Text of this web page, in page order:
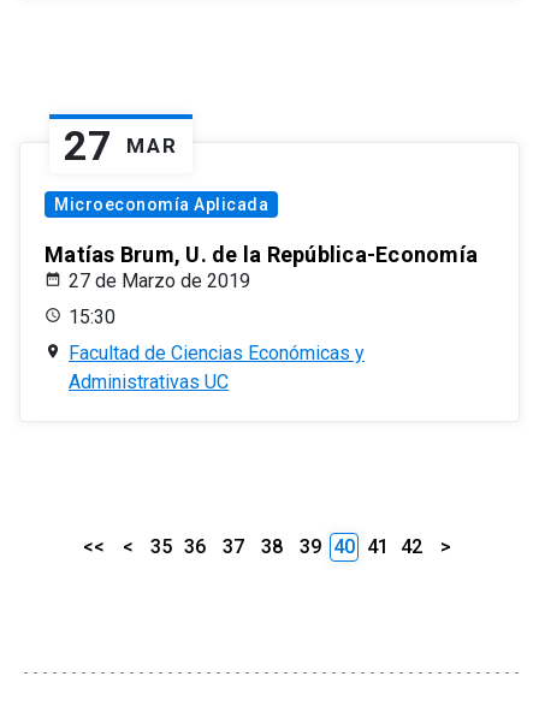
27 MAR
Microeconomía Aplicada
Matías Brum, U. de la República-Economía
27 de Marzo de 2019
15:30
Facultad de Ciencias Económicas y
Administrativas UC
<< < 35 36 37 38 39 40 41 42 >